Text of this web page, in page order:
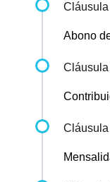
Cláusula
Abono